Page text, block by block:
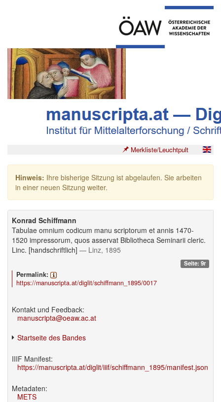
Merkliste/Leuchtpult
Hinweis: Ihre bisherige Sitzung ist abgelaufen. Sie arbeiten
in einer neuen Sitzung weiter.
Konrad Schiffmann
Tabulae omnium codicum manu scriptorum et annis 1470-
1520 impressorum, quos asservat Bibliotheca Seminarii cleric.
Linc. [handschriftlich] — Linz, 1895
Seite: 9r
Permalink:
https://manuscripta.at/diglit/schiffmann_1895/0017
Kontakt und Feedback:
manuscripta@oeaw.ac.at
Startseite des Bandes
IIIF Manifest:
https://manuscripta.at/diglit/iiif/schiffmann_1895/manifest.json
Metadaten:
METS